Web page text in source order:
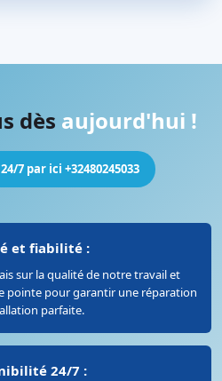
dès aujourd'hui !
7 par ici +32480245033
et fiabilité :
sur la qualité de notre travail et
pointe pour garantir une réparation
parfaite.
24/7 :